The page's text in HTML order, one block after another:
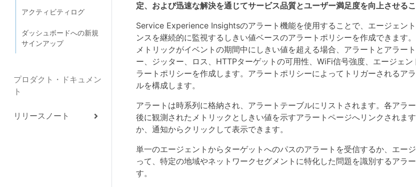
アクティビティログ
ダッシュボードへの新規
サインアップ
プロダクト・ドキュメン
ト
リリースノート
定、および迅速な解決を通じてサービス品質とユーザー満足度を向上させるこ
Service Experience Insightsのアラート機能を使用することで、エージェン
ンスを継続的に監視するしきい値ベースのアラートポリシーを作成できます
メトリックがイベントの期間中にしきい値を超える場合、アラートとアラー
ー、ジッター、ロス、HTTPターゲットの可用性、WiFi信号強度、エージェ
ラートポリシーを作成します。アラートポリシーによってトリガーされるア
ルを構成します。
アラートは時系列に格納され、アラートテーブルにリストされます。各アラ
後に観測されたメトリックとしきい値を示すアラートページへリンクされま
か、通知からクリックして表示できます。
単一のエージェントからターゲットへのパスのアラートを受信するか、エー
って、特定の地域やネットワークセグメントに特化した問題を識別するアラ
す。